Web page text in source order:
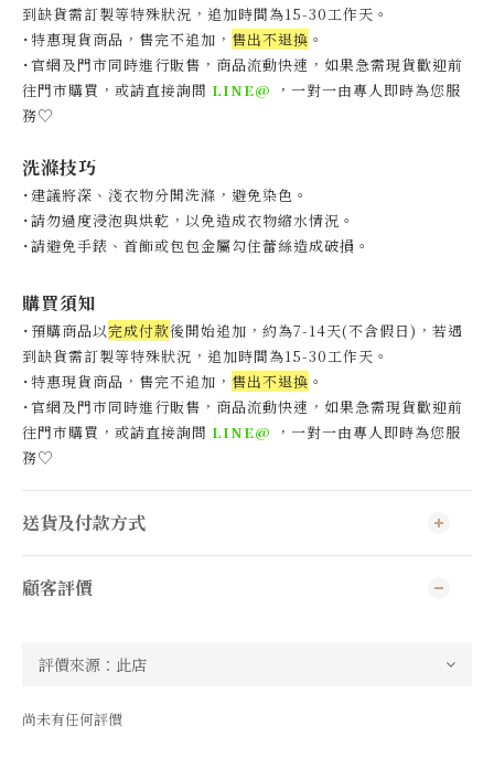
到缺貨需訂製等特殊狀況，追加時間為15-30工作天 。
˙特惠現貨商品，售完不追加， 售出不退換 。
˙官網及門市同時進行販售，商品流動快速，如果急需現貨歡迎前
往門市購買，或請直接詢問 LINE@ ，一對一由專人即時為您服
務♡
洗滌技巧
˙建議將深、淺衣物分開洗滌，避免染色。
˙請勿過度浸泡與烘乾，以免造成衣物縮水情況。
˙請避免手錶、首飾或包包金屬勾住蕾絲造成破損。
購買須知
˙預購商品以完成付款後開始追加，約為7-14天(不含假日)， 若遇
到缺貨需訂製等特殊狀況，追加時間為15-30工作天 。
˙特惠現貨商品，售完不追加， 售出不退換 。
˙官網及門市同時進行販售，商品流動快速，如果急需現貨歡迎前
往門市購買，或請直接詢問 LINE@ ，一對一由專人即時為您服
務♡
送貨及付款方式
顧客評價
尚未有任何評價